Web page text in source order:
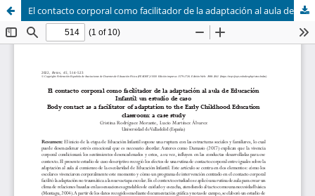
El contacto corporal como facilitador de la adaptación al aula de Educación Infantil: un estudio de caso (Body contact as a facilitator of adaptation to the Early Childhood Education classroom: a case study)